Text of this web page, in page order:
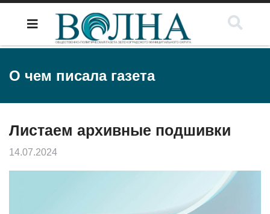
О чем писала газета
Листаем архивные подшивки
14.07.2024